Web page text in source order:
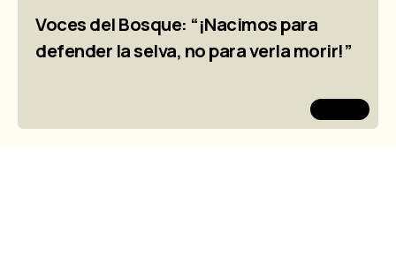
Voces del Bosque: “¡Nacimos para
defender la selva, no para verla morir!”